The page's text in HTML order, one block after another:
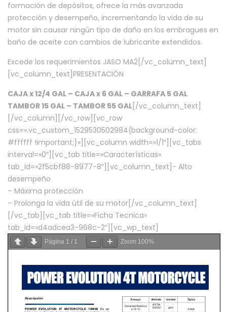
formación de depósitos, ofrece la más avanzada
protección y desempeño, incrementando la vida de su
motor sin causar ningún tipo de daño en los embragues en
baño de aceite con cambios de lubricante extendidos.
Excede los requerimientos JASO MA2[/vc_column_text]
[vc_column_text]PRESENTACIÓN
CAJA x 12/4 GAL – CAJA x 6 GAL – GARRAFA 5 GAL
TAMBOR 15 GAL – TAMBOR 55 GAL [/vc_column_text]
[/vc_column][/vc_row][vc_row
css=».vc_custom_1529530502984{background-color:
#ffffff !important;}»][vc_column width=»1/1″][vc_tabs
interval=»0″][vc_tab title=»Características»
tab_id=»2f5cbf88-8977-8″][vc_column_text]- Alto
desempeño
– Máxima protección
– Prolonga la vida útil de su motor[/vc_column_text]
[/vc_tab][vc_tab title=»Ficha Tecnica»
tab_id=»d4adcea3-968c-2″][vc_wp_text]
Página 1 / 1 Zoom 100%